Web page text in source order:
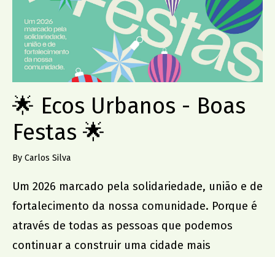
🌟 Ecos Urbanos - Boas
Festas 🌟
By Carlos Silva
Um 2026 marcado pela solidariedade, união e de
fortalecimento da nossa comunidade. Porque é
através de todas as pessoas que podemos
continuar a construir uma cidade mais